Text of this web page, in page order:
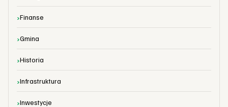
Finanse
Gmina
Historia
Infrastruktura
Inwestycje